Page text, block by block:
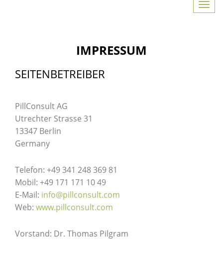
IMPRESSUM
SEITENBETREIBER
PillConsult AG
Utrechter Strasse 31
13347 Berlin
Germany
Telefon: +49 341 248 369 81
Mobil: +49 171 171 10 49
E-Mail: info@pillconsult.com
Web: www.pillconsult.com
Vorstand: Dr. Thomas Pilgram